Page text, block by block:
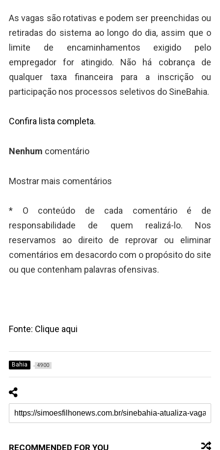
As vagas são rotativas e podem ser preenchidas ou
retiradas do sistema ao longo do dia, assim que o
limite de encaminhamentos exigido pelo
empregador for atingido. Não há cobrança de
qualquer taxa financeira para a inscrição ou
participação nos processos seletivos do SineBahia.
Confira lista completa.
Nenhum comentário
Mostrar mais comentários
* O conteúdo de cada comentário é de
responsabilidade de quem realizá-lo. Nos
reservamos ao direito de reprovar ou eliminar
comentários em desacordo com o propósito do site
ou que contenham palavras ofensivas.
Fonte: Clique aqui
Bahia 4900
RECOMMENDED FOR YOU